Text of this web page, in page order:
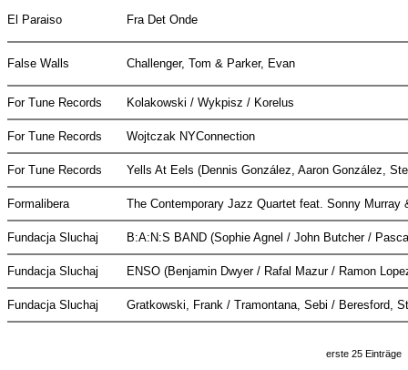
El Paraiso Fra Det Onde
False Walls Challenger, Tom & Parker, Evan
For Tune Records Kolakowski / Wykpisz / Korelus
For Tune Records Wojtczak NYConnection
For Tune Records Yells At Eels (Dennis González, Aaron González,
Formalibera The Contemporary Jazz Quartet feat. Sonny
Fundacja Sluchaj B:A:N:S BAND (Sophie Agnel / John Butcher /
Fundacja Sluchaj ENSO (Benjamin Dwyer / Rafal Mazur / Ramon
Fundacja Sluchaj Gratkowski, Frank / Tramontana, Sebi / Beresford,
erste 25 Einträge